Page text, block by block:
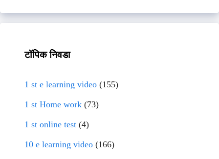
टॉपिक निवडा
1 st e learning video (155)
1 st Home work (73)
1 st online test (4)
10 e learning video (166)